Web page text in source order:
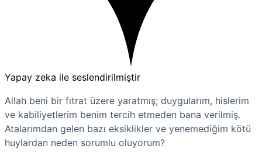
Yapay zeka ile seslendirilmiştir
Allah beni bir fıtrat üzere yaratmış; duygularım, hislerim
ve kabiliyetlerim benim tercih etmeden bana verilmiş.
Atalarımdan gelen bazı eksiklikler ve yenemediğim kötü
huylardan neden sorumlu oluyorum?